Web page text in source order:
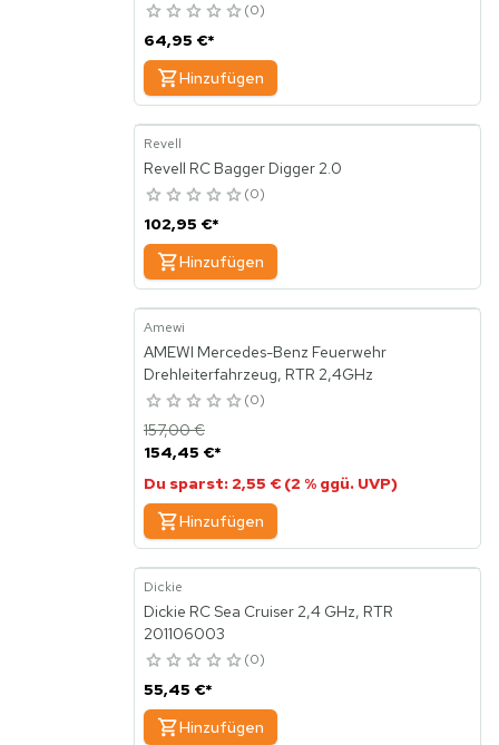
0
64,95 €*
Hinzufügen
Revell
Revell RC Bagger Digger 2.0
0
102,95 €*
Hinzufügen
Amewi
AMEWI Mercedes-Benz Feuerwehr
Drehleiterfahrzeug, RTR 2,4GHz
0
154,45 €*
157,00 €
Du sparst: 2,55 € (2 % ggü. UVP)
Hinzufügen
Dickie
Dickie RC Sea Cruiser 2,4 GHz, RTR
201106003
0
55,45 €*
Hinzufügen